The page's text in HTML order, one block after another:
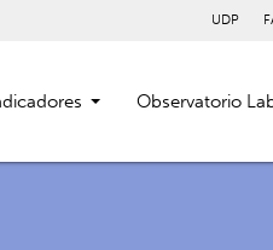
UDP
Observatorio